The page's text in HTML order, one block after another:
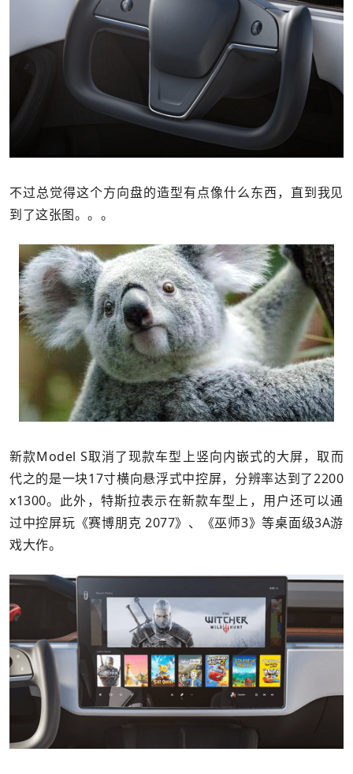
不过总觉得这个方向盘的造型有点像什么东西，直到我见
到了这张图。。。
新款Model S取消了现款车型上竖向内嵌式的大屏，取而
代之的是一块17寸横向悬浮式中控屏，分辨率达到了2200
x1300。此外，特斯拉表示在新款车型上，用户还可以通
过中控屏玩《赛博朋克 2077》、《巫师3》等桌面级3A游
戏大作。